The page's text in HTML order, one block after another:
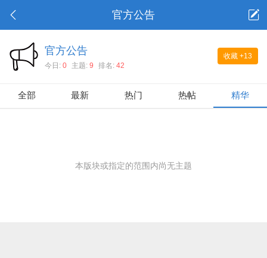
官方公告
收藏 +13
官方公告
今日: 0 主题: 9 排名: 42
全部 最新 热门 热帖 精华
本版块或指定的范围内尚无主题